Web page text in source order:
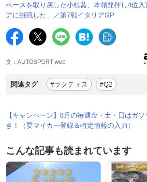
ペースを取り戻した小椋藍、本領発揮し4位入
アに挑戦した」／第7戦イタリアGP
文：AUTOSPORT web
関連タグ #ラクティス #Q2
【キャンペーン】8月の毎週金・土・日はガソ
き！（要マイカー登録＆特定情報の入力）
こんな記事も読まれています